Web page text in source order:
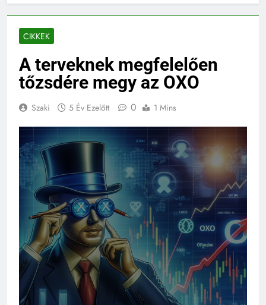
CIKKEK
A terveknek megfelelően
tőzsdére megy az OXO
Szaki 5 Év Ezelőtt 0 1 Mins